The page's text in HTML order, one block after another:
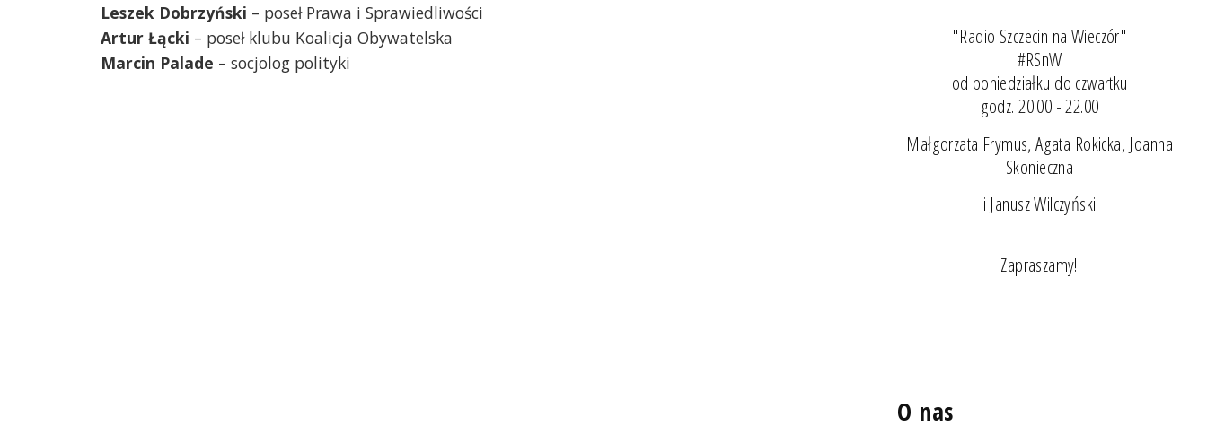
Leszek Dobrzyński – poseł Prawa i Sprawiedliwości
Artur Łącki – poseł klubu Koalicja Obywatelska
Marcin Palade – socjolog polityki
"Radio Szczecin na Wieczór"
#RSnW
od poniedziałku do czwartku
godz. 20.00 - 22.00
Małgorzata Frymus, Agata Rokicka, Joanna
Skonieczna
i Janusz Wilczyński
Zapraszamy!
O nas